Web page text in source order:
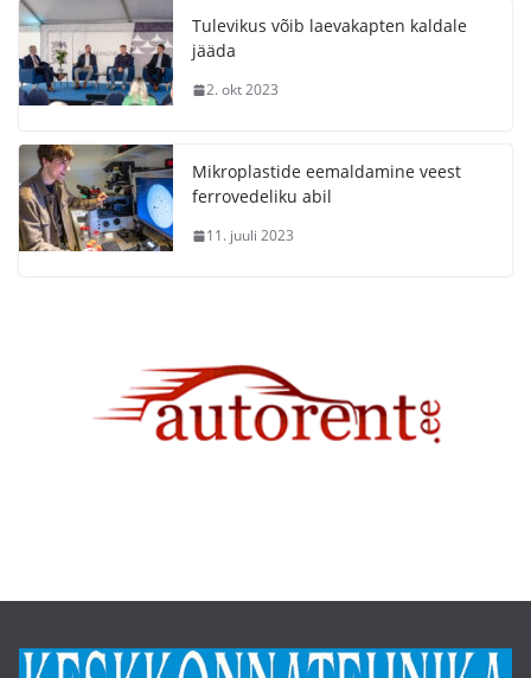
Tulevikus võib laevakapten kaldale
jääda
2. okt 2023
Mikroplastide eemaldamine veest
ferrovedeliku abil
11. juuli 2023